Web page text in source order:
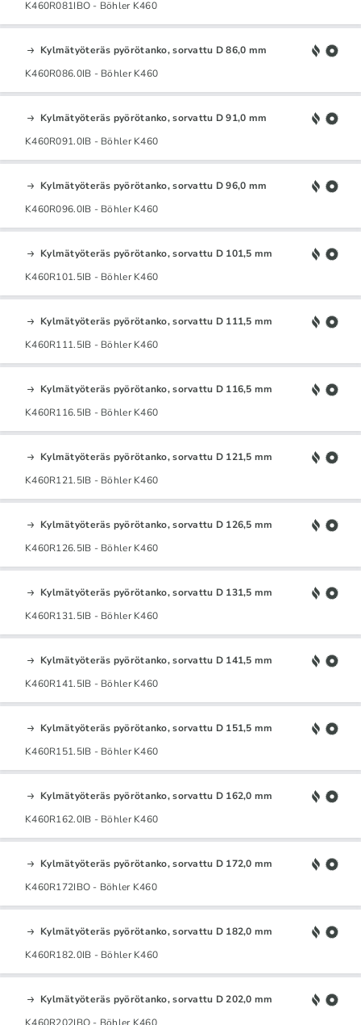
K460R081IBO - Böhler K460
Kylmätyöteräs pyörötanko, sorvattu D 86,0 mm
K460R086.0IB - Böhler K460
Kylmätyöteräs pyörötanko, sorvattu D 91,0 mm
K460R091.0IB - Böhler K460
Kylmätyöteräs pyörötanko, sorvattu D 96,0 mm
K460R096.0IB - Böhler K460
Kylmätyöteräs pyörötanko, sorvattu D 101,5 mm
K460R101.5IB - Böhler K460
Kylmätyöteräs pyörötanko, sorvattu D 111,5 mm
K460R111.5IB - Böhler K460
Kylmätyöteräs pyörötanko, sorvattu D 116,5 mm
K460R116.5IB - Böhler K460
Kylmätyöteräs pyörötanko, sorvattu D 121,5 mm
K460R121.5IB - Böhler K460
Kylmätyöteräs pyörötanko, sorvattu D 126,5 mm
K460R126.5IB - Böhler K460
Kylmätyöteräs pyörötanko, sorvattu D 131,5 mm
K460R131.5IB - Böhler K460
Kylmätyöteräs pyörötanko, sorvattu D 141,5 mm
K460R141.5IB - Böhler K460
Kylmätyöteräs pyörötanko, sorvattu D 151,5 mm
K460R151.5IB - Böhler K460
Kylmätyöteräs pyörötanko, sorvattu D 162,0 mm
K460R162.0IB - Böhler K460
Kylmätyöteräs pyörötanko, sorvattu D 172,0 mm
K460R172IBO - Böhler K460
Kylmätyöteräs pyörötanko, sorvattu D 182,0 mm
K460R182.0IB - Böhler K460
Kylmätyöteräs pyörötanko, sorvattu D 202,0 mm
K460R202IBO - Böhler K460